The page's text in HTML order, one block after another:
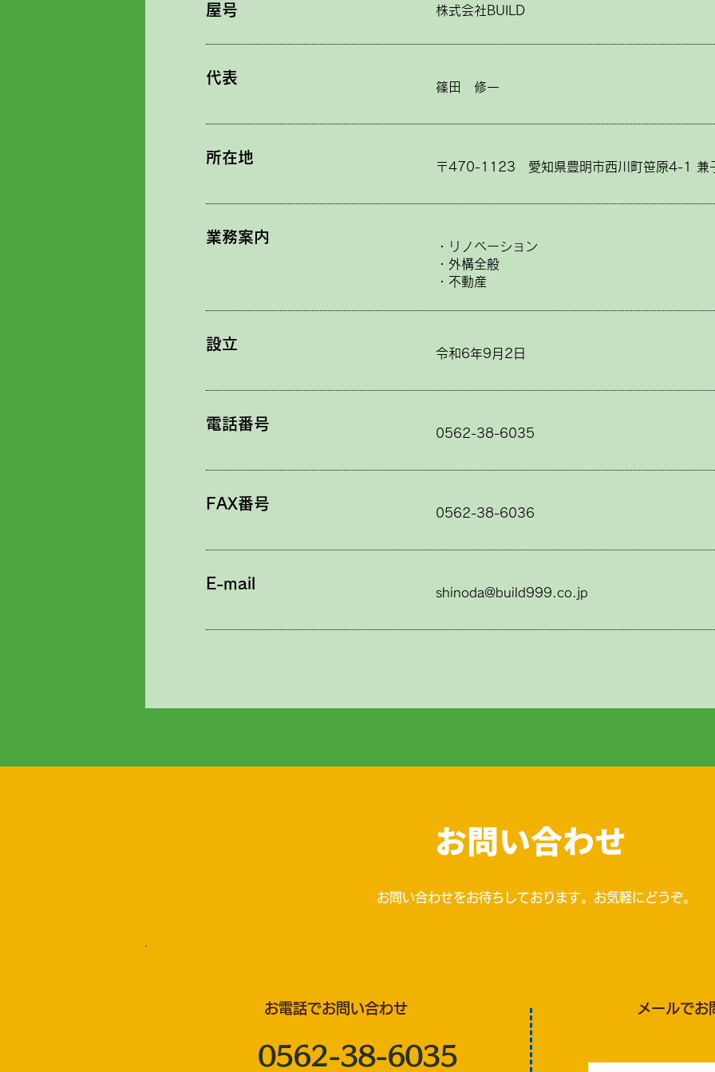
屋号 株式会社BUILD
​代表
篠田 修一
所在地
〒470-1123 愛知県豊明市西川町笹原4-1 兼
​業務案内
・リノベーション
・外構全般
​・不動産
​設立
令和6年9月2日
​電話番号
0562-38-6035
FAX番号
0562-38-6036
E-mail
shinoda@build999.co.jp
お問い合わせをお待ちしております。お気軽にどうぞ。
お電話でお問い合わせ
0562-38-6035
メールでお
お問い合わせ